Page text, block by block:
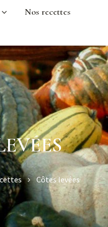
Nos recettes
Côtes levées